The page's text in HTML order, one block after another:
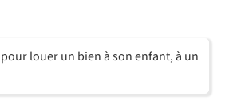
louer un bien à son enfant, à un